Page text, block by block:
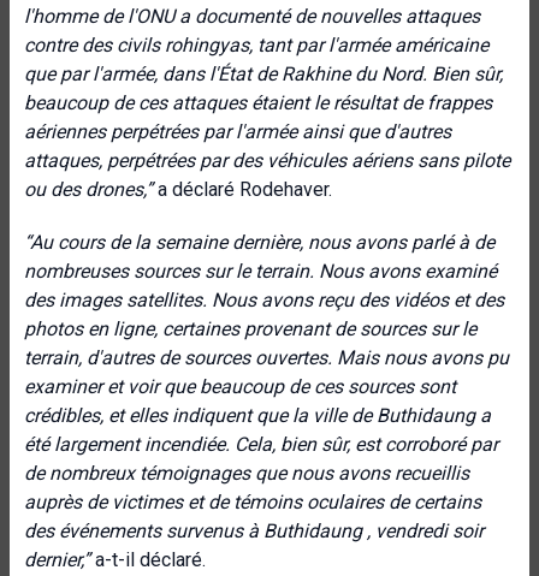
l'homme de l'ONU a documenté de nouvelles attaques
contre des civils rohingyas, tant par l'armée américaine
que par l'armée, dans l'État de Rakhine du Nord. Bien sûr,
beaucoup de ces attaques étaient le résultat de frappes
aériennes perpétrées par l'armée ainsi que d'autres
attaques, perpétrées par des véhicules aériens sans pilote
ou des drones,”a déclaré Rodehaver.
“Au cours de la semaine dernière, nous avons parlé à de
nombreuses sources sur le terrain. Nous avons examiné
des images satellites. Nous avons reçu des vidéos et des
photos en ligne, certaines provenant de sources sur le
terrain, d'autres de sources ouvertes. Mais nous avons pu
examiner et voir que beaucoup de ces sources sont
crédibles, et elles indiquent quela ville de Buthidaunga
été largement incendiée. Cela, bien sûr, est corroboré par
de nombreux témoignages que nous avons recueillis
auprès de victimes et de témoins oculaires de certains
des événements survenus à Buthidaung , vendredi soir
dernier,”a-t-il déclaré.